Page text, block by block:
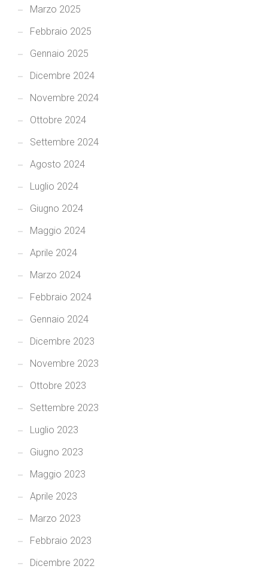
Marzo 2025
Febbraio 2025
Gennaio 2025
Dicembre 2024
Novembre 2024
Ottobre 2024
Settembre 2024
Agosto 2024
Luglio 2024
Giugno 2024
Maggio 2024
Aprile 2024
Marzo 2024
Febbraio 2024
Gennaio 2024
Dicembre 2023
Novembre 2023
Ottobre 2023
Settembre 2023
Luglio 2023
Giugno 2023
Maggio 2023
Aprile 2023
Marzo 2023
Febbraio 2023
Dicembre 2022